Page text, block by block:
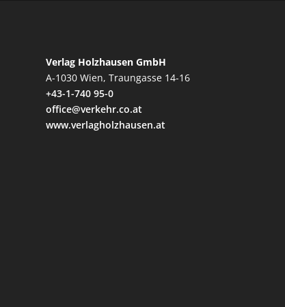
Verlag Holzhausen GmbH
A-1030 Wien, Traungasse 14-16
+43-1-740 95-0
office@verkehr.co.at
www.verlagholzhausen.at